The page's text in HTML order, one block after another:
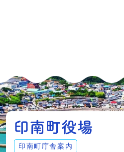
印南町庁舎案内